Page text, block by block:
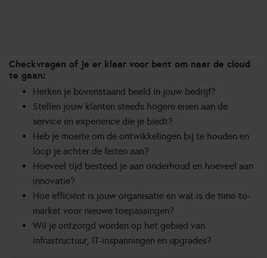
Checkvragen of je er klaar voor bent om naar de cloud
te gaan:
Herken je bovenstaand beeld in jouw bedrijf?
Stellen jouw klanten steeds hogere eisen aan de
service en experience die je biedt?
Heb je moeite om de ontwikkelingen bij te houden en
loop je achter de feiten aan?
Hoeveel tijd besteed je aan onderhoud en hoeveel aan
innovatie?
Hoe efficiënt is jouw organisatie en wat is de time-to-
market voor nieuwe toepassingen?
Wil je ontzorgd worden op het gebied van
infrastructuur, IT-inspanningen en upgrades?